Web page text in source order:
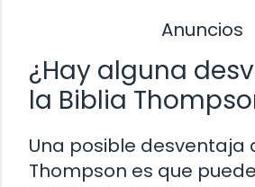
Anuncios
¿Hay alguna
la Biblia
Una posible desventaja
Thompson es que